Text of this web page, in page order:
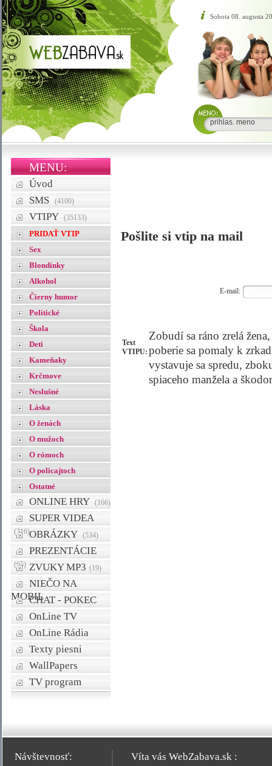
Sobota 08. augusta
MENU:
Úvod
SMS
(4100)
VTIPY (35133)
PRIDAŤ VTIP
Sex
Blondínky
Alkohol
Čierny humor
Politické
Škola
Deti
Kameňaky
Krčmove
Neslušné
Láska
O ženách
O mužoch
O rómoch
O policajtoch
Ostatné
ONLINE HRY (166)
SUPER VIDEA
(316)OBRÁZKY (534)
PREZENTÁCIE
(65) ZVUKY MP3 (19)
NIEČO NA
MOBILCHAT - POKEC
OnLine TV
OnLine Rádia
Texty piesni
WallPapers
TV program
Pošlite si vtip na mail
E-mail:
Text
VTIPU:
Zobudí sa ráno zrelá
poberie sa pomaly k
vystavuje sa spredu,
spiaceho manžela a
Návštevnosť: Víta vás WebZabava.sk :